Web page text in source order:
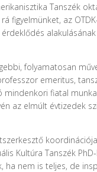
Tanszék
figyelmünket, az
folyamatosan
emeritus,
fiatal
az elmúlt évtizedek
Kultúra Tanszék
nem is teljes, de